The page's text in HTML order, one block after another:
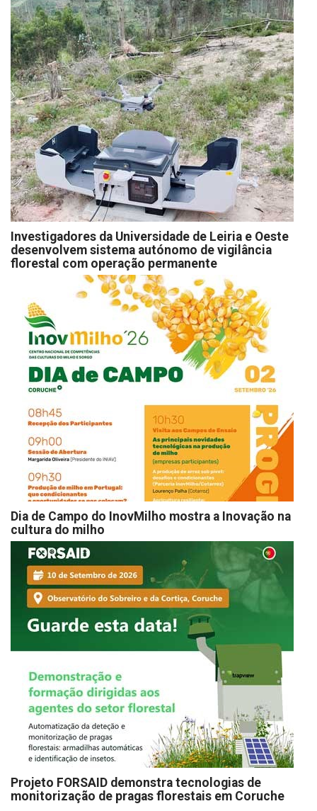
Investigadores da Universidade de Leiria e Oeste
desenvolvem sistema autónomo de vigilância
florestal com operação permanente
Dia de Campo do InovMilho mostra a Inovação na
cultura do milho
Projeto FORSAID demonstra tecnologias de
monitorização de pragas florestais em Coruche